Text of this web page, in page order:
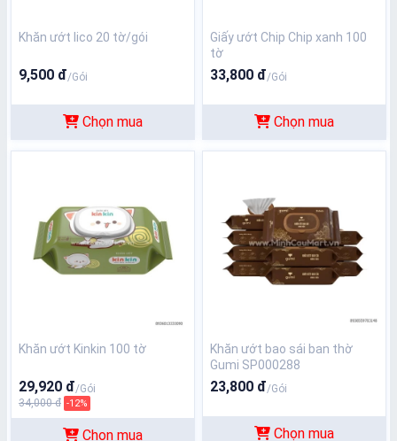
Khăn ướt lico 20 tờ/gói
9,500 đ/Gói
Chọn mua
Giấy ướt Chip Chip xanh 100
tờ
33,800 đ/Gói
Chọn mua
Khăn ướt Kinkin 100 tờ
29,920 đ/Gói
34,000 đ -12%
Chọn mua
Khăn ướt bao sái ban thờ
Gumi SP000288
23,800 đ/Gói
Chọn mua